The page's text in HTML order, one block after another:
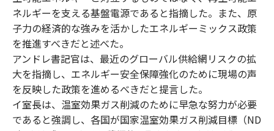
ネルギーを支える基盤電源であると指摘した。また、原
子力の経済的な強みを活かしたエネルギーミックス政策
を推進すべきだと述べた。
アンドレ書記官は、最近のグローバル供給網リスクの拡
大を指摘し、エネルギー安全保障強化のために現場の声
を反映した政策を進めるべきだと提言した。
イ室長は、温室効果ガス削減のために早急な努力が必要
であると強調し、各国が国家温室効果ガス削減目標（ND